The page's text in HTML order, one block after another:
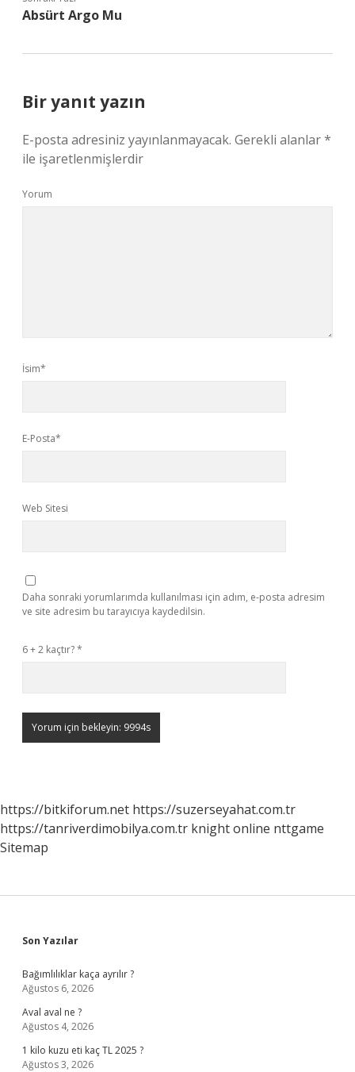
Absürt Argo Mu
Bir yanıt yazın
E-posta adresiniz yayınlanmayacak. Gerekli alanlar*
ile işaretlenmişlerdir
Yorum
İsim*
E-Posta*
Web Sitesi
Daha sonraki yorumlarımda kullanılması için adım, e-posta adresim
ve site adresim bu tarayıcıya kaydedilsin.
6 + 2 kaçtır?*
https://bitkiforum.net https://suzerseyahat.com.tr
https://tanriverdimobilya.com.tr knight online nttgame
Sitemap
Sidebar
Son Yazılar
Bağımlılıklar kaça ayrılır ?
Ağustos 6, 2026
Aval aval ne ?
Ağustos 4, 2026
1 kilo kuzu eti kaç TL 2025 ?
Ağustos 3, 2026